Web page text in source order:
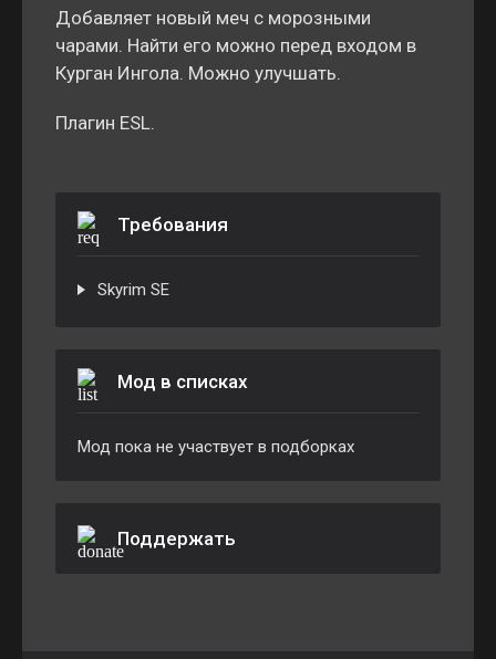
Добавляет новый меч с морозными
чарами. Найти его можно перед входом в
Курган Ингола. Можно улучшать.
Плагин ESL.
Требования
Skyrim SE
Мод в списках
Мод пока не участвует в подборках
Поддержать